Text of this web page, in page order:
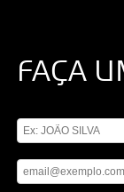
FAÇA